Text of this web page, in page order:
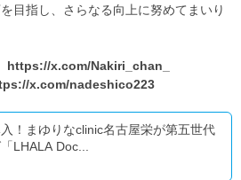
目指し、さらなる向上に努めてまいり
https://x.com/Nakiri_chan_
x.com/nadeshico223
！まゆりなclinic名古屋栄が第五世代
LHALA Doc...